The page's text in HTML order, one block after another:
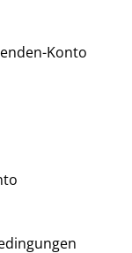
Konto